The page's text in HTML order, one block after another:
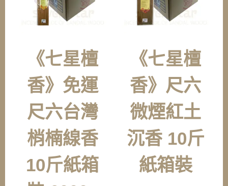
《七星檀
香》免運
尺六台灣
梢楠線香
10斤紙箱
《七星檀
香》尺六
微煙紅土
沉香 10斤
紙箱裝